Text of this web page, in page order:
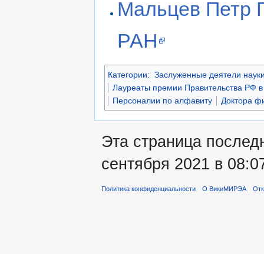
Мальцев Петр
РАН
Категории: Заслуженные деятели
Лауреаты премии Правительства РФ в
Персоналии по алфавиту
Доктора
Эта страница
сентября 2021 в
Политика конфиденциальности О ВикиМИРЭА